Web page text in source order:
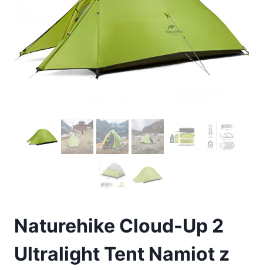
Naturehike Cloud-Up 2
Ultralight Tent Namiot z